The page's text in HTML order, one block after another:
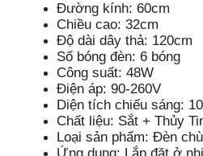
Đường kính: 60cm
Chiều cao: 32cm
Độ dài dây thả: 120cm
Số bóng đèn: 6 bóng
Công suất: 48W
Điện áp: 90-260V
Diện tích chiếu sáng:
Chất liệu: Sắt + Thủy
Loại sản phẩm: Đèn